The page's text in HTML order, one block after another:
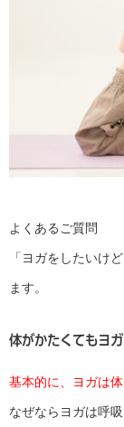
よくあるご質問
「ヨガをしたいけ
ます。
体がかたくてもヨ
基本的に、ヨガは
なぜならヨガは呼